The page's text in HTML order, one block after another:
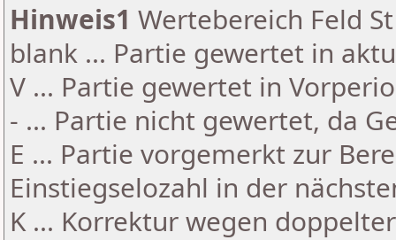
Hinweis1 Wertebereich Feld
blank ... Partie gewertet in
V ... Partie gewertet in
- ... Partie nicht gewertet, da
E ... Partie vorgemerkt zur
Einstiegselozahl in der
K ... Korrektur wegen